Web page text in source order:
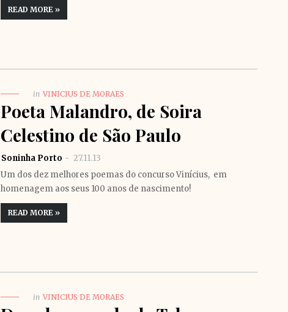
READ MORE »
in VINICIUS DE MORAES
Poeta Malandro, de Soira
Celestino de São Paulo
Soninha Porto
27.11.13
Um dos dez melhores poemas do concurso Vinícius, em
homenagem aos seus 100 anos de nascimento!
READ MORE »
in VINICIUS DE MORAES